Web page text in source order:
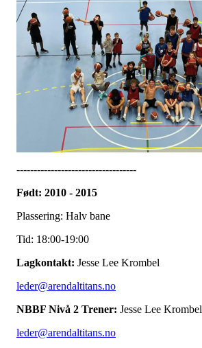
-----------------------------------
Født: 2010 - 2015
Plassering: Halv bane
Tid: 18:00-19:00
Lagkontakt: Jesse Lee Krombel
leder@arendaltitans.no
NBBF Nivå 2 Trener: Jesse Lee Krombel
leder@arendaltitans.no